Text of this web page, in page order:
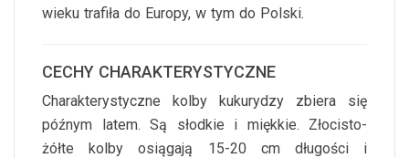
wieku trafiła do Europy, w tym do Polski.
CECHY CHARAKTERYSTYCZNE
Charakterystyczne kolby kukurydzy zbiera się
późnym latem. Są słodkie i miękkie. Złocisto-
żółte kolby osiągają 15-20 cm długości i